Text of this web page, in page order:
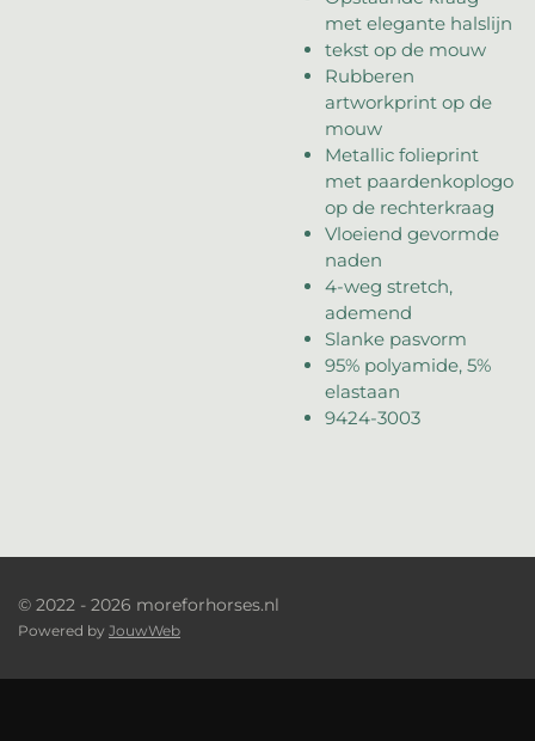
met elegante halslijn
tekst op de mouw
Rubberen
artworkprint op de
mouw
Metallic folieprint
met paardenkoplogo
op de rechterkraag
Vloeiend gevormde
naden
4-weg stretch,
ademend
Slanke pasvorm
95% polyamide, 5%
elastaan
9424-3003
© 2022 - 2026 moreforhorses.nl
Powered by JouwWeb